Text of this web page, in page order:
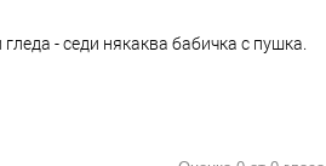
- седи някаква бабичка с пушка.